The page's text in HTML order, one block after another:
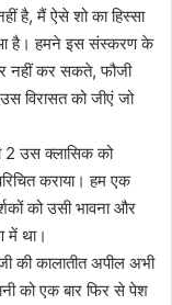
है, मैं ऐसे शो का हिस्सा
है। हमने इस संस्करण के
नहीं कर सकते, फौजी
विरासत को जीएं जो
2 उस क्लासिक को
कराया। हम एक
को उसी भावना और
में था।
की कालातीत अपील अभी
को एक बार फिर से पेश